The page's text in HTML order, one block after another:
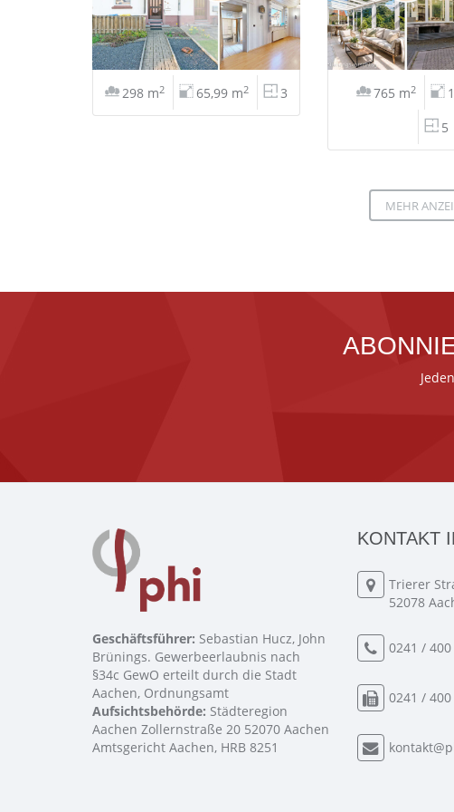
298 m2 65,99 m2 3 765 m2
5
MEHR
Geschäftsführer: Sebastian Hucz, John
Brünings. Gewerbeerlaubnis nach
§34c GewO erteilt durch die Stadt
Aachen, Ordnungsamt
Aufsichtsbehörde: Städteregion
Aachen Zollernstraße 20 52070 Aachen
Amtsgericht Aachen, HRB 8251
KONTAKT
Trierer
52078
0241 /
0241 /